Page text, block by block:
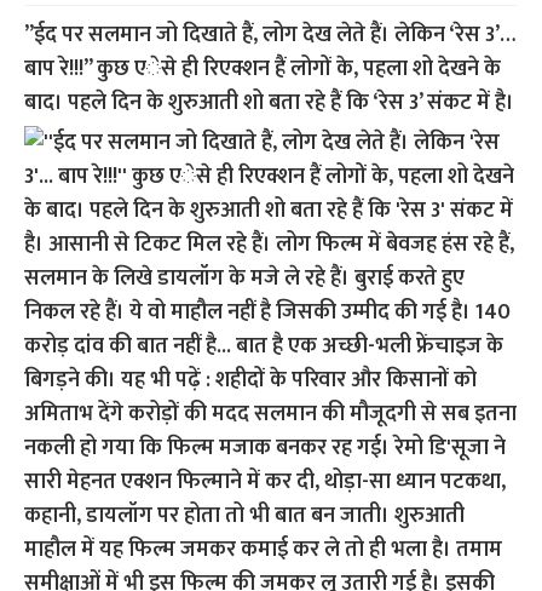
”ईद पर सलमान जो दिखाते हैं, लोग देख लेते हैं। लेकिन ‘रेस 3’…
बाप रे!!!” कुछ एेसे ही रिएक्शन हैं लोगों के, पहला शो देखने के
बाद। पहले दिन के शुरुआती शो बता रहे हैं कि ‘रेस 3’ संकट में है।